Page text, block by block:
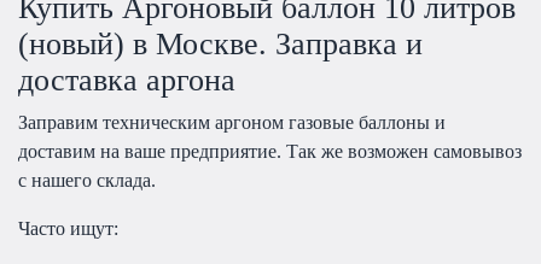
Купить Аргоновый баллон 10 литров
(новый) в Москве. Заправка и
доставка аргона
Заправим техническим аргоном газовые баллоны и
доставим на ваше предприятие. Так же возможен самовывоз
с нашего склада.
Часто ищут: